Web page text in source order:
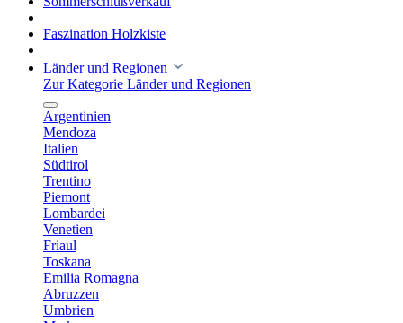
Faszination Holzkiste
Länder und Regionen
Zur Kategorie Länder und Regionen
Argentinien
Mendoza
Italien
Südtirol
Trentino
Piemont
Lombardei
Venetien
Friaul
Toskana
Emilia Romagna
Abruzzen
Umbrien